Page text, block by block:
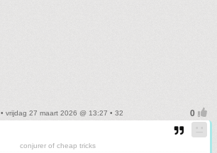
• vrijdag 27 maart 2026 @ 13:27 • 32
conjurer of cheap tricks